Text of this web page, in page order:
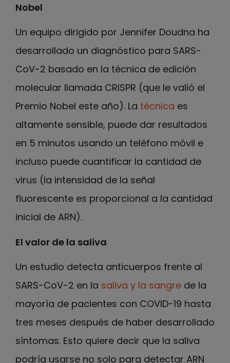
Nobel
Un equipo dirigido por Jennifer Doudna ha
desarrollado un diagnóstico para SARS-
CoV-2 basado en la técnica de edición
molecular llamada CRISPR (que le valió el
Premio Nobel este año). La técnica es
altamente sensible, puede dar resultados
en 5 minutos usando un teléfono móvil e
incluso puede cuantificar la cantidad de
virus (la intensidad de la señal
fluorescente es proporcional a la cantidad
inicial de ARN).
El valor de la saliva
Un estudio detecta anticuerpos frente al
SARS-CoV-2 en la saliva y la sangre de la
mayoría de pacientes con COVID-19 hasta
tres meses después de haber desarrollado
síntomas. Esto quiere decir que la saliva
podría usarse no solo para detectar ARN